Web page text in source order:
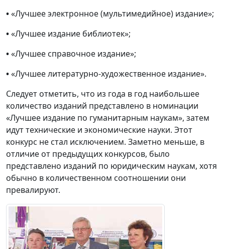
•«Лучшее электронное (мультимедийное) издание»;
•«Лучшее издание библиотек»;
•«Лучшее справочное издание»;
•«Лучшее литературно-художественное издание».
Следует отметить, что из года в год наибольшее
количество изданий представлено в номинации
«Лучшее издание по гуманитарным наукам», затем
идут технические и экономические науки. Этот
конкурс не стал исключением. Заметно меньше, в
отличие от предыдущих конкурсов, было
представлено изданий по юридическим наукам, хотя
обычно в количественном соотношении они
превалируют.